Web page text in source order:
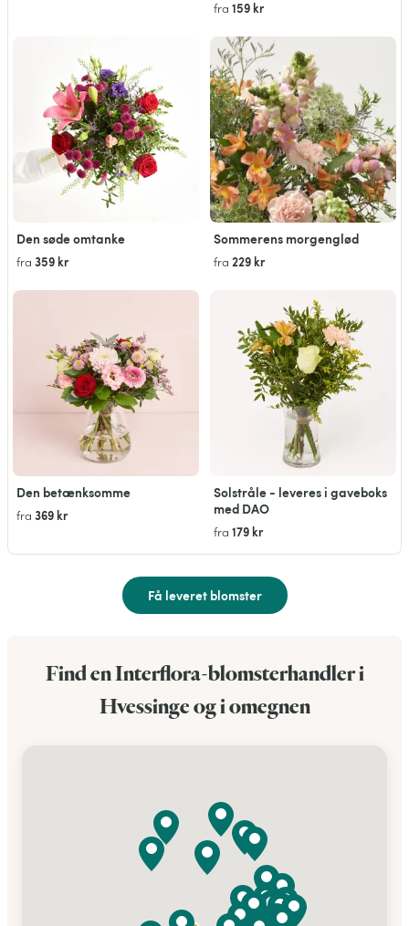
fra 159 kr
Den søde omtanke
fra 359 kr
Sommerens morgenglød
fra 229 kr
Den betænksomme
fra 369 kr
Solstråle - leveres i gaveboks
med DAO
fra 179 kr
Få leveret blomster
Find en Interflora-blomsterhandler i
Hvessinge og i omegnen